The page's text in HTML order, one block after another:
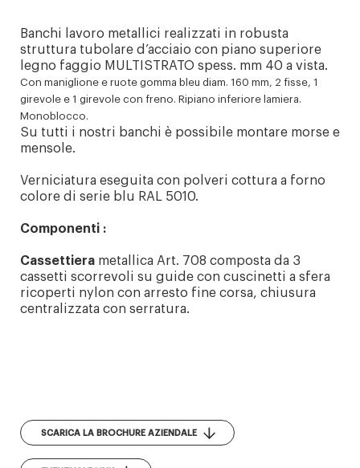
Banchi lavoro metallici realizzati in robusta
struttura tubolare d’acciaio con piano superiore
legno faggio MULTISTRATO spess. mm 40 a vista.
Con maniglione e ruote gomma bleu diam. 160 mm, 2 fisse, 1
girevole e 1 girevole con freno. Ripiano inferiore lamiera.
Monoblocco.
Su tutti i nostri banchi è possibile montare morse e
mensole.
Verniciatura eseguita con polveri cottura a forno
colore di serie blu RAL 5010.
Componenti :
Cassettiera metallica Art. 708 composta da 3
cassetti scorrevoli su guide con cuscinetti a sfera
ricoperti nylon con arresto fine corsa, chiusura
centralizzata con serratura.
SCARICA LA BROCHURE AZIENDALE